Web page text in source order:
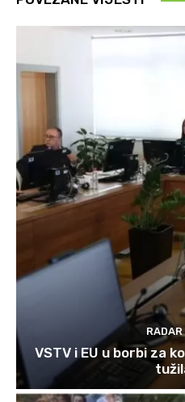
RADAR
VSTV i EU u borbi za